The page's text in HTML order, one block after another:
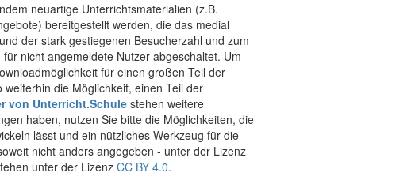
neuartige Unterrichtsmaterialien (z.B.
bereitgestellt werden, die das medial
der stark gestiegenen Besucherzahl und zum
nicht angemeldete Nutzer abgeschaltet. Um
für einen großen Teil der
die Möglichkeit, einen Teil der
von Unterricht.Schule stehen weitere
haben, nutzen Sie bitte die Möglichkeiten, die
lässt und ein nützliches Werkzeug für die
nicht anders angegeben - unter der Lizenz
unter der Lizenz CC BY 4.0.